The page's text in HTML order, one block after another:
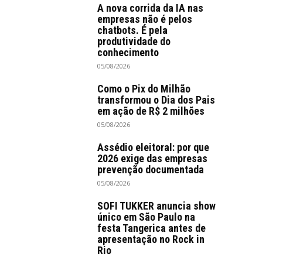
A nova corrida da IA nas
empresas não é pelos
chatbots. É pela
produtividade do
conhecimento
05/08/2026
Como o Pix do Milhão
transformou o Dia dos Pais
em ação de R$ 2 milhões
05/08/2026
Assédio eleitoral: por que
2026 exige das empresas
prevenção documentada
05/08/2026
SOFI TUKKER anuncia show
único em São Paulo na
festa Tangerica antes de
apresentação no Rock in
Rio